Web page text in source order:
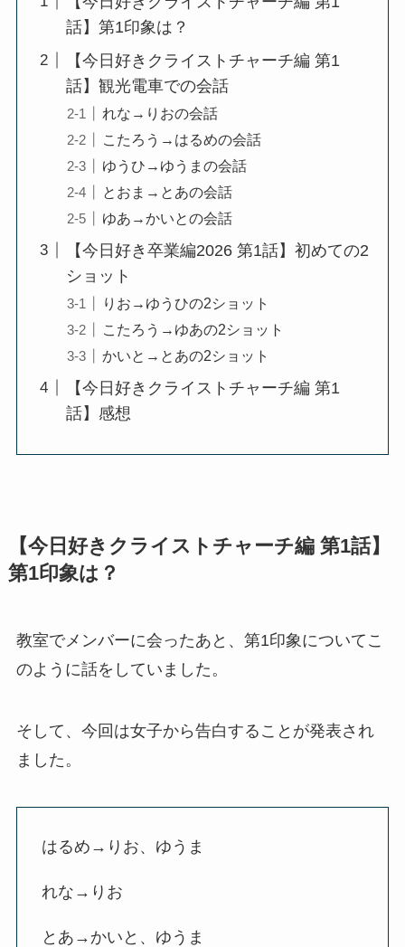
話】第1印象は？
【今日好きクライストチャーチ編 第1
話】観光電車での会話
れな→りおの会話
こたろう→はるめの会話
ゆうひ→ゆうまの会話
とおま→とあの会話
ゆあ→かいとの会話
【今日好き卒業編2026 第1話】初めての2
ショット
りお→ゆうひの2ショット
こたろう→ゆあの2ショット
かいと→とあの2ショット
【今日好きクライストチャーチ編 第1
話】感想
【今日好きクライストチャーチ編 第1話】
第1印象は？
教室でメンバーに会ったあと、第1印象についてこ
のように話をしていました。
そして、今回は女子から告白することが発表され
ました。
はるめ→りお、ゆうま
れな→りお
とあ→かいと、ゆうま